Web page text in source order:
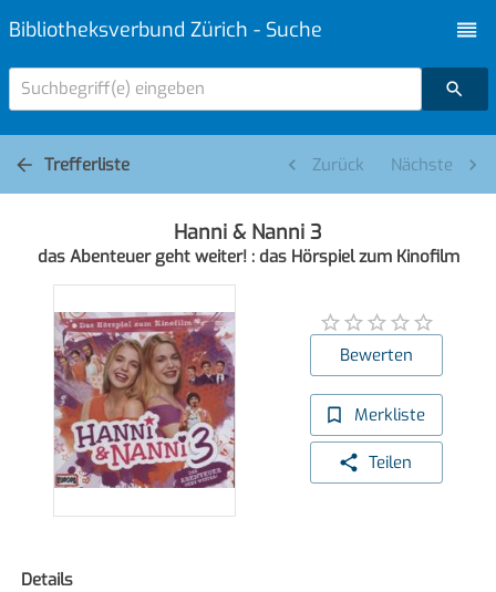
Bibliotheksverbund Zürich - Suche
Suchbegriff(e) eingeben
Trefferliste Zurück Nächste
Hanni & Nanni 3
das Abenteuer geht weiter! : das Hörspiel zum Kinofilm
Bewerten
Merkliste
Teilen
Details